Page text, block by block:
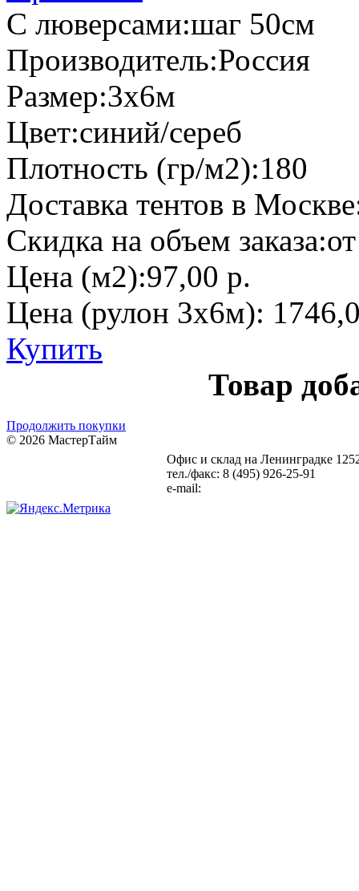
С люверсами:шаг 50см
Производитель:Россия
Размер:3х6м
Цвет:синий/сереб
Плотность (гр/м2):180
Доставка тентов в
Скидка на объем заказа:
Цена (м2):97,00 р.
Цена (рулон 3х6м):
Купить
Товар
Продолжить покупки
© 2026 МастерТайм
Офис и склад на Ленинградке
тел./факс: 8 (495) 926-25-91
e-mail: